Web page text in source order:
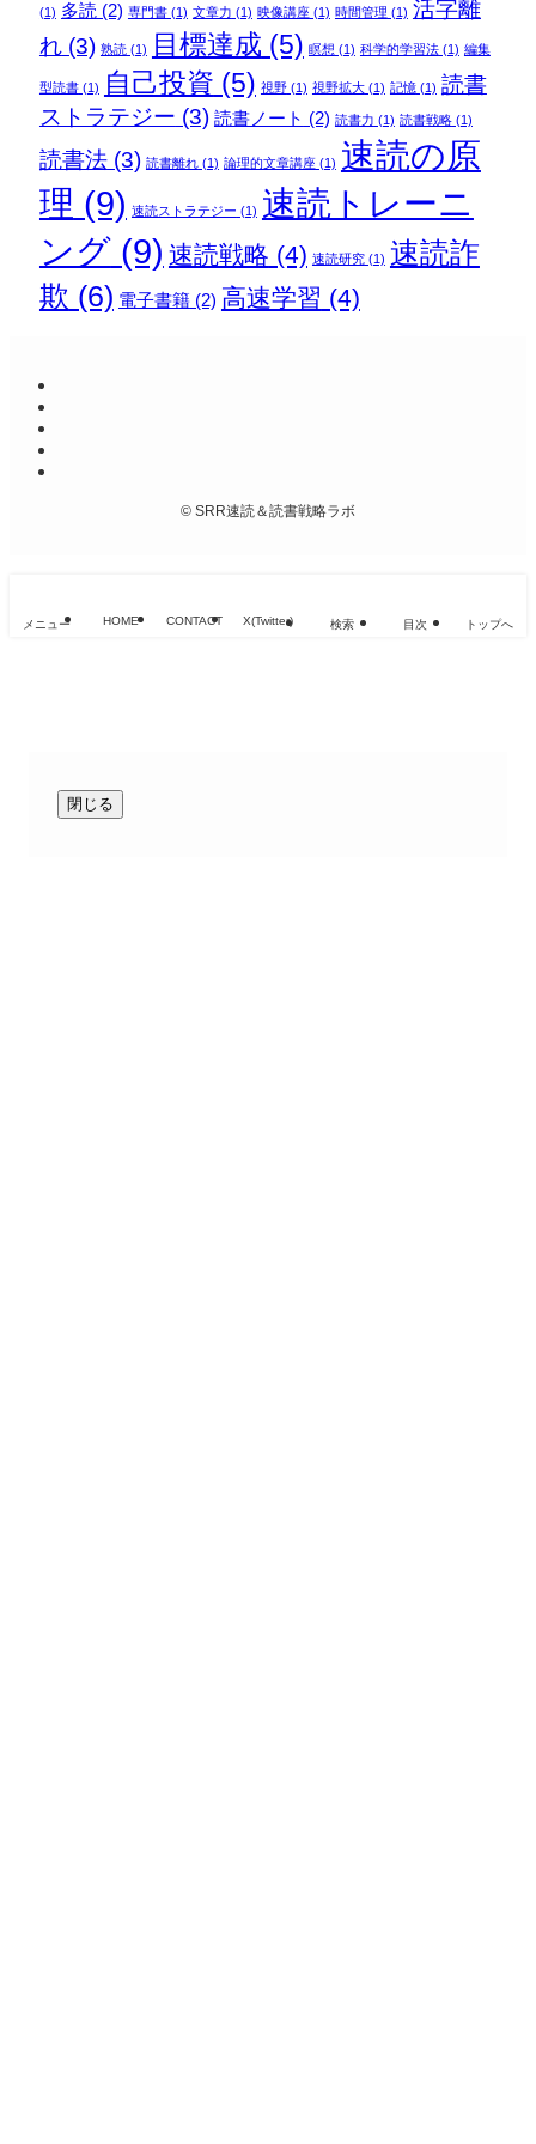
(1) 多読 (2) 専門書(1) 文章力 (1) 映像講座(1) 時間管理 (1) 活字離
れ(3) 熟読(1) 目標達成 (5) 瞑想 (1) 科学的学習法(1) 編集
型読書(1) 自己投資 (5) 視野(1) 視野拡大(1) 記憶(1) 読書
ストラテジー (3) 読書ノート (2) 読書力 (1) 読書戦略(1)
読書法(3) 読書離れ(1) 論理的文章講座(1) 速読の原
理 (9) 速読ストラテジー (1) 速読トレーニ
ング(9) 速読戦略 (4) 速読研究(1) 速読詐
欺 (6) 電子書籍(2) 高速学習 (4)
© SRR速読＆読書戦略ラボ
メニュー HOME CONTACT X(Twitter) 検索 目次 トップへ
閉じる